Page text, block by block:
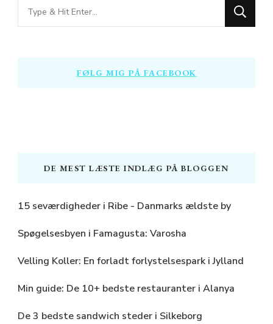
Looking
for
FØLG MIG PÅ FACEBOOK
DE MEST LÆSTE INDLÆG PÅ BLOGGEN
15 seværdigheder i Ribe - Danmarks ældste by
Spøgelsesbyen i Famagusta: Varosha
Velling Koller: En forladt forlystelsespark i Jylland
Min guide: De 10+ bedste restauranter i Alanya
De 3 bedste sandwich steder i Silkeborg